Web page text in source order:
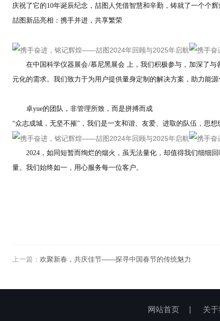
庆祝了它的10年诞辰纪念，喆图人凭借智慧和辛勤，铸就了一个个
喆图新品亮相：携手并进，共享繁荣
在中国科学仪器展会/慕尼黑展会 上，我们积极参与，加深了
元化的需求。我们致力于为用户提供量身定制的解决方案，助力能
卓yue的团队，非管理所致，而是拼搏而成
“众志成城，无坚不摧"，我们是一支和谐、友爱、进取的队伍，思
2024，如同短暂而绚烂的烟火，虽无法量化，却值得我们细细
量。我们始终如一，用心服务每一位客户。
上一篇： 欢聚新春，共庆佳节——探寻中国春节的传统魅力
网站首页 关